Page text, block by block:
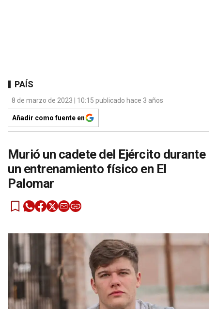
PAÍS
8 de marzo de 2023 | 10:15 publicado hace 3 años
Añadir como fuente en
Murió un cadete del Ejército durante
un entrenamiento físico en El
Palomar